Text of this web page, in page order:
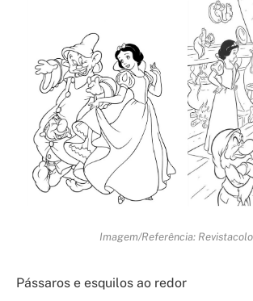
Imagem/Referência:
Pássaros e esquilos ao redor